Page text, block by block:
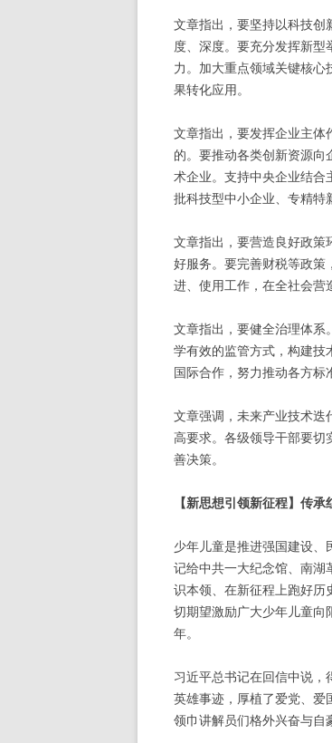
文章指出，要坚持以科技创
度、深度。要充分发挥新型
力。加大重点领域关键核
果转化应用。
文章指出，要发挥企业主体
的。要推动各类创新资源
术企业。支持中央企业结合
批科技型中小企业、专精特
文章指出，要营造良好政策
好服务。要完善财税等政策
进、使用工作，在全社会营
文章指出，要健全治理体系
学有效的监管方式，构建技
国际合作，努力推动各方标
文章强调，未来产业技术迭
高要求。各级领导干部要切
善决策。
【新思想引领新征程】传
少年儿童是推进强国建设、
记给中共一大纪念馆、南湖
识本领、在新征程上跑好历
切期望激励广大少年儿童向
年。
习近平总书记在回信中说
英雄事迹，厚植了爱党、爱
领巾讲解员们格外兴奋与自